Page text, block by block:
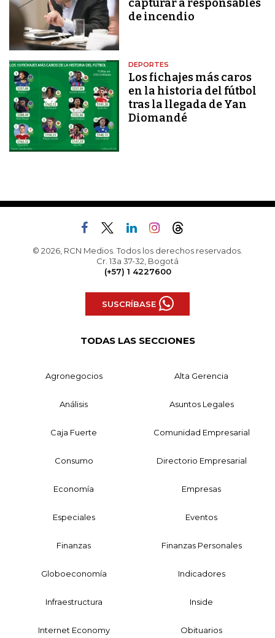
capturar a responsables
de incendio
DEPORTES
Los fichajes más caros
en la historia del fútbol
tras la llegada de Yan
Diomandé
© 2026, RCN Medios. Todos los derechos reservados.
Cr. 13a 37-32, Bogotá
(+57) 1 4227600
SUSCRÍBASE
TODAS LAS SECCIONES
Agronegocios Alta Gerencia
Análisis Asuntos Legales
Caja Fuerte Comunidad Empresarial
Consumo Directorio Empresarial
Economía Empresas
Especiales Eventos
Finanzas Finanzas Personales
Globoeconomía Indicadores
Infraestructura Inside
Internet Economy Obituarios